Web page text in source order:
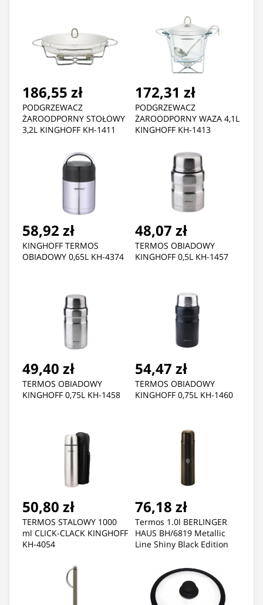
186,55 zł
PODGRZEWACZ
ŻAROODPORNY STOŁOWY
3,2L KINGHOFF KH-1411
172,31 zł
PODGRZEWACZ
ŻAROODPORNY WAZA 4,1L
KINGHOFF KH-1413
58,92 zł
KINGHOFF TERMOS
OBIADOWY 0,65L KH-4374
48,07 zł
TERMOS OBIADOWY
KINGHOFF 0,5L KH-1457
49,40 zł
TERMOS OBIADOWY
KINGHOFF 0,75L KH-1458
54,47 zł
TERMOS OBIADOWY
KINGHOFF 0,75L KH-1460
50,80 zł
TERMOS STALOWY 1000
ml CLICK-CLACK KINGHOFF
KH-4054
76,18 zł
Termos 1.0l BERLINGER
HAUS BH/6819 Metallic
Line Shiny Black Edition